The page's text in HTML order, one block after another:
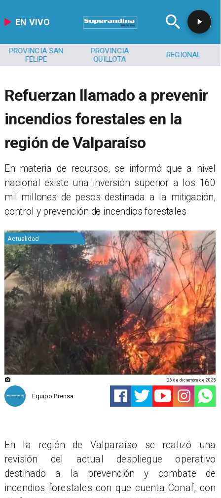
EN VIVO
PROVINCIA SAN
FELIPE
PROVINCIA
QUILLOTA
REGIONAL
Refuerzan llamado a prevenir
incendios forestales en la
región de Valparaíso
​En materia de recursos, se informó que a nivel
nacional existe una inversión superior a los 160
mil millones de pesos destinada a la mitigación,
control y prevención de incendios forestales
Actualidad
Equipo Prensa
26 de diciembre de 2025
En la región de Valparaíso se realizó una
revisión del actual despliegue operativo
destinado a la prevención y combate de
incendios forestales con que cuenta Conaf, con